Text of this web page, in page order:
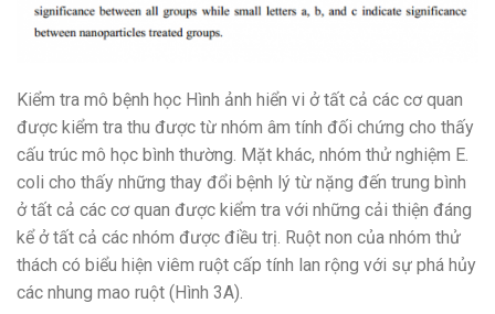
Kiểm tra mô bệnh học Hình ảnh hiển vi ở tất cả các cơ quan
được kiểm tra thu được từ nhóm âm tính đối chứng cho thấy
cấu trúc mô học bình thường. Mặt khác, nhóm thử nghiệm E.
coli cho thấy những thay đổi bệnh lý từ nặng đến trung bình
ở tất cả các cơ quan được kiểm tra với những cải thiện đáng
kể ở tất cả các nhóm được điều trị. Ruột non của nhóm thử
thách có biểu hiện viêm ruột cấp tính lan rộng với sự phá hủy
các nhung mao ruột (Hình 3A).